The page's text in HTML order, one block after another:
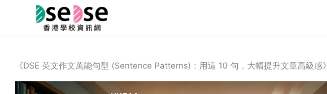
《DSE 英文作文萬能句型 (Sentence Patterns)：用這 10 句，大幅提升文章高級感》